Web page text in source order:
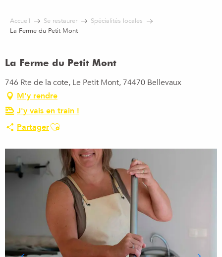
contenu
Accueil Se restaurer
Spécialités locales
La Ferme du Petit Mont
La Ferme du Petit Mont
746 Rte de la cote, Le Petit Mont, 74470 Bellevaux
M'y rendre
J'y vais en train !
PartagerAjouter aux favoris